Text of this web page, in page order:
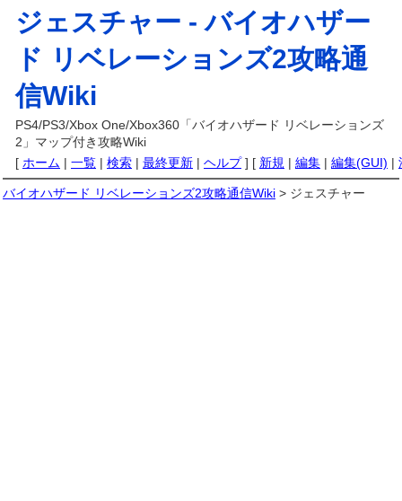
ジェスチャー -バイオハザー
ド リベレーションズ2攻略通
信Wiki
PS4/PS3/Xbox One/Xbox360「バイオハザード リベレーションズ
2」マップ付き攻略Wiki
[ ホーム | 一覧 | 検索 | 最終更新 | ヘルプ] [ 新規 | 編集 | 編集(GUI) |
バイオハザード リベレーションズ2攻略通信Wiki > ジェスチャー